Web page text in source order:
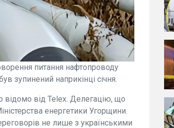
питання нафтопроводу
зупинений наприкінці січня.
відомо від Telex. Делегацію, що
енергетики Угорщини.
не лише з українськими